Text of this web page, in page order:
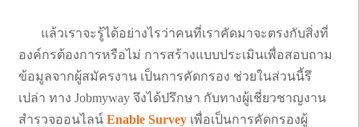
แล้วเราจะรู้ได้อย่างไรว่าคนที่เราคัดมาจะตรงกับสิ่งที่
องค์กรต้องการหรือไม่ การสร้างแบบประเมินเพื่อสอบถาม
ข้อมูลจากผู้สมัครงาน เป็นการคัดกรอง ช่วยในส่วนนี้รึ
เปล่า ทาง Jobmyway จึงได้ปรึกษา กับทางผู้เชี่ยวชาญงาน
สำรวจออนไลน์ Enable Survey เพื่อเป็นการคัดกรองผู้